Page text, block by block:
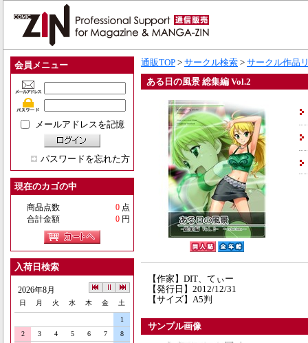
会員メニュー
メールアドレスを記憶
パスワードを忘れた方
現在のカゴの中
商品点数 0 点
合計金額
0 円
入荷日検索
2026年8月
日 月 火 水 木 金 土
1
2
3 4 5 6 7
8
通販TOP > サークル検索 > サークル作品
ある日の風景 総集編 Vol.2
【作家】DIT、てぃー
【発行日】2012/12/31
【サイズ】A5判
サンプル画像